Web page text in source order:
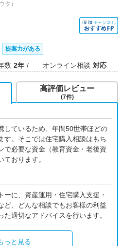
タ）
提案力がある
数 2年 オンライン相談 対応
しているため、年間50世帯ほどの
す。そこでは住宅購入相談はもち
で必要な資金（教育資金・老後資
おります。
ーに、資産運用・住宅購入支援・
ど、どんな相談でもお客様の利益
適切なアドバイスを行います。
っと見る
高評価レビュー
(7件)